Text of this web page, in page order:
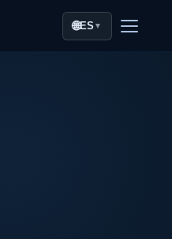
🌐ES ▼